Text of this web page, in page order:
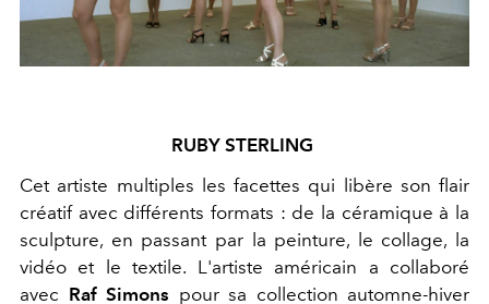
RUBY STERLING
Cet artiste multiples les facettes qui libère son flair
créatif avec différents formats : de la céramique à la
sculpture, en passant par la peinture, le collage, la
vidéo et le textile. L'artiste américain a collaboré
avec Raf Simons pour sa collection automne-hiver